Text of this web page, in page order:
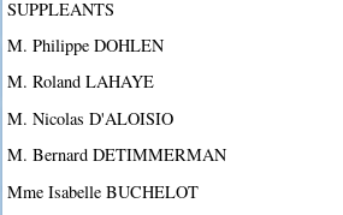
SUPPLEANTS
M. Philippe DOHLEN
M. Roland LAHAYE
M. Nicolas D'ALOISIO
M. Bernard DETIMMERMAN
Mme Isabelle BUCHELOT